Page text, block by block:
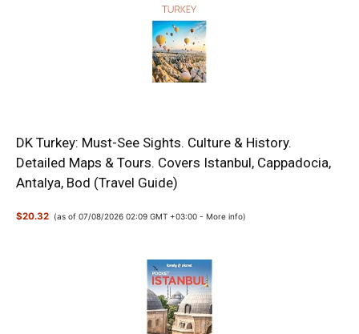
DK Turkey: Must-See Sights. Culture & History.
Detailed Maps & Tours. Covers Istanbul, Cappadocia,
Antalya, Bod (Travel Guide)
$20.32 (as of 07/08/2026 02:09 GMT +03:00 -More info)